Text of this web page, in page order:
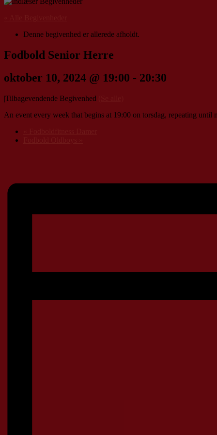
Denne begivenhed er allerede afholdt.
Fodbold Senior Herre
oktober 10, 2024 @ 19:00 - 20:30
|Tilbagevendende Begivenhed
An event every week that begins at 19:00 on torsdag, repeating until